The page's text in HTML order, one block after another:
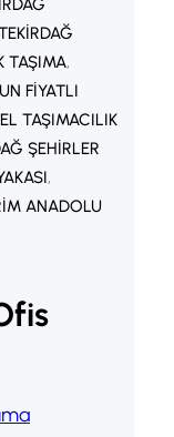
TAŞIMA
FIYATLI
TAŞIMACILIK
ŞEHIRLER
ANADOLU